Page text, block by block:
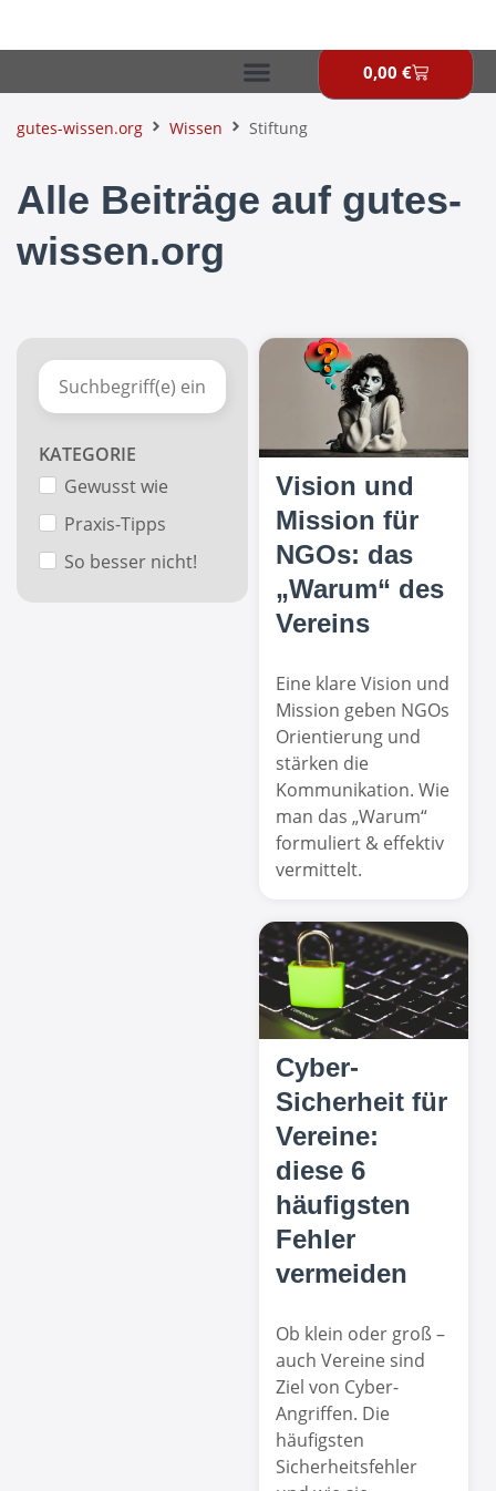
0,00 €
gutes-wissen.org Wissen Stiftung
Alle Beiträge auf gutes-
wissen.org
KATEGORIE
Gewusst wie
Praxis-Tipps
So besser nicht!
Vision und
Mission für
NGOs: das
„Warum“ des
Vereins
Eine klare Vision und
Mission geben NGOs
Orientierung und
stärken die
Kommunikation. Wie
man das „Warum“
formuliert & effektiv
vermittelt.
Cyber-
Sicherheit für
Vereine:
diese 6
häufigsten
Fehler
vermeiden
Ob klein oder groß –
auch Vereine sind
Ziel von Cyber-
Angriffen. Die
häufigsten
Sicherheitsfehler